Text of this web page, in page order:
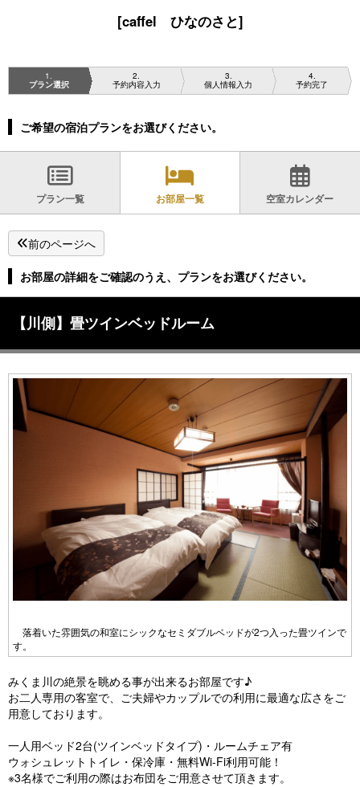
[caffel ひなのさと]
1
プラン選択
2
予約内容入力
3
個人情報入力
4
予約完了
ご希望の宿泊プランをお選びください。
プラン一覧 お部屋一覧 空室カレンダー
前のページへ
お部屋の詳細をご確認のうえ、プランをお選びください。
【川側】畳ツインベッドルーム
落着いた雰囲気の和室にシックなセミダブルベッドが2つ入った畳ツインで
す。
みくま川の絶景を眺める事が出来るお部屋です♪
お二人専用の客室で、ご夫婦やカップルでの利用に最適な広さをご
用意しております。
一人用ベッド2台(ツインベッドタイプ)・ルームチェア有
ウォシュレットトイレ・保冷庫・無料Wi-Fi利用可能！
※3名様でご利用の際はお布団をご用意させて頂きます。